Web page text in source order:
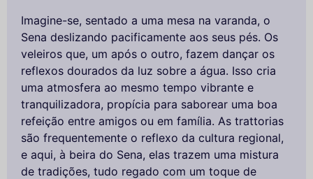
Imagine-se, sentado a uma mesa na varanda, o
Sena deslizando pacificamente aos seus pés. Os
veleiros que, um após o outro, fazem dançar os
reflexos dourados da luz sobre a água. Isso cria
uma atmosfera ao mesmo tempo vibrante e
tranquilizadora, propícia para saborear uma boa
refeição entre amigos ou em família. As trattorias
são frequentemente o reflexo da cultura regional,
e aqui, à beira do Sena, elas trazem uma mistura
de tradições, tudo regado com um toque de